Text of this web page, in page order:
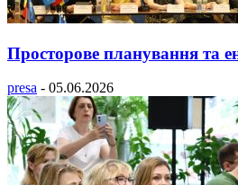
Просторове планування та
presa - 05.06.2026